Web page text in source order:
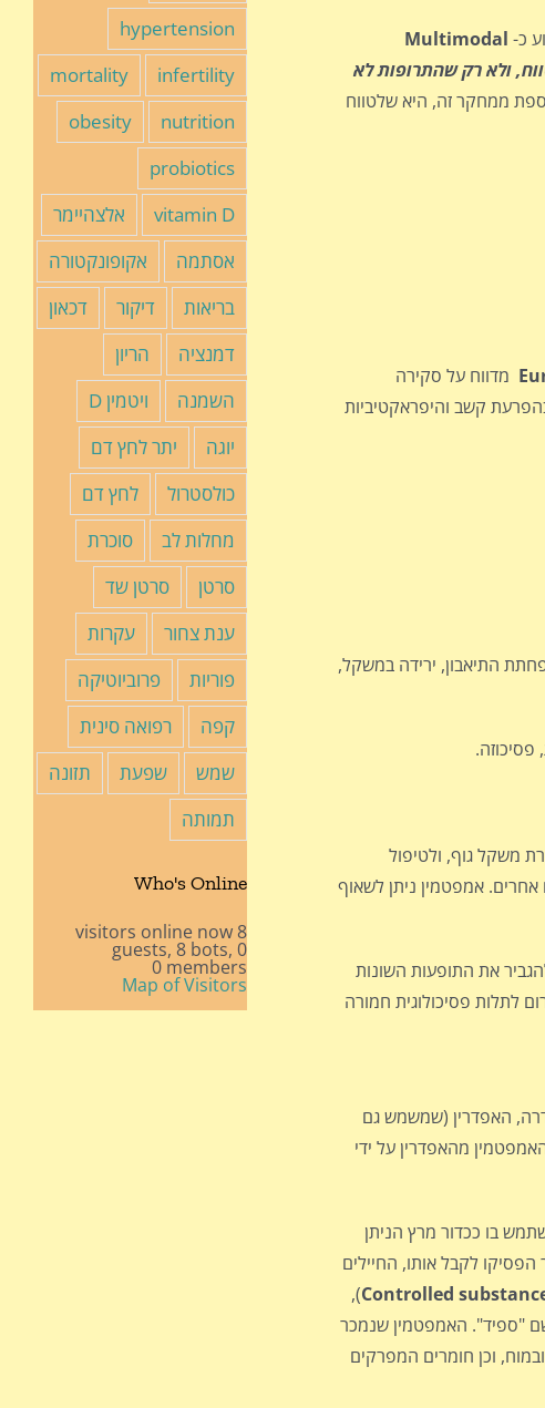
Multimodal
ולא רק שהתרופות לא
ממחקר זה, היא שלטווח
מדווח על סקירה
קשב והיפראקטיביות
התיאבון, ירידה במשקל,
משקל גוף, ולטיפול
אמפטמין ניתן לשאוף
את התופעות השונות
לתלות פסיכולוגית חמורה
האפדרין (שמשמש גם
יותר סינתזו את האמפטמין מהאפדרין על ידי
בו ככדור מרץ הניתן
לקבל אותו, החיילים
Controlled
act),
"ספיד". האמפטמין שנמכר
בגוף ובמוח, וכן חומרים המפרקים
hypertension
infertility
mortality
nutrition
obesity
probiotics
vitamin D
אלצהיימר
אסתמה
אקופונקטורה
בריאות
דיקור
דכאון
דמנציה
הריון
השמנה
ויטמין D
יוגה
יתר לחץ דם
כולסטרול
לחץ דם
מחלות לב
סוכרת
סרטן
סרטן שד
ענת צחור
עקרות
פוריות
פרוביוטיקה
קפה
רפואה סינית
שמש
שפעת
תזונה
תמותה
Who's Online
8 visitors online now
0 guests,
8 bots,
0 members
Map of Visitors